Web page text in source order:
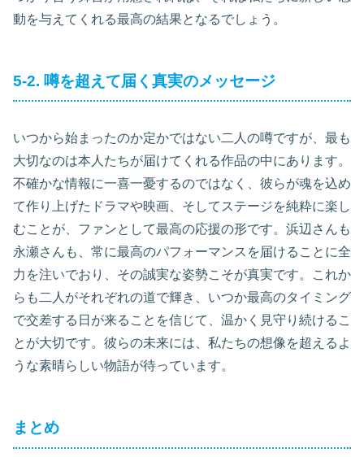
動を与えてくれる最高の結果となるでしょう。
5-2. 噂を超えて届く真実のメッセージ
いつから始まったのか定かではない二人の噂ですが、最も
大切なのは本人たちが届けてくれる作品の中にあります。
不確かな情報に一喜一憂するのではなく、彼らが魂を込め
て作り上げたドラマや映画、そしてステージを純粋に楽し
むことが、ファンとして最高の応援の形です。浜辺さんも
永瀬さんも、常に最高のパフォーマンスを届けることに全
力を注いでおり、その誠実な姿勢こそが真実です。これか
らも二人がそれぞれの道で輝き、いつか最高のタイミング
で交差する日が来ることを信じて、温かく見守り続けるこ
とが大切です。彼らの未来には、私たちの想像を超えるよ
うな素晴らしい物語が待っています。
まとめ